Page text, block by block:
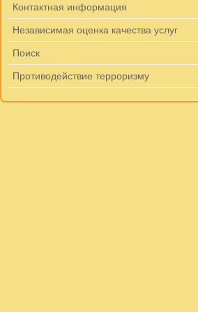
Контактная информация
Независимая оценка качества услуг
Поиск
Противодействие терроризму